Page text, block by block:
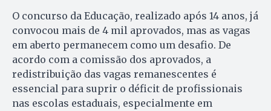
O concurso da Educação, realizado após 14 anos, já
convocou mais de 4 mil aprovados, mas as vagas
em aberto permanecem como um desafio. De
acordo com a comissão dos aprovados, a
redistribuição das vagas remanescentes é
essencial para suprir o déficit de profissionais
nas escolas estaduais, especialmente em